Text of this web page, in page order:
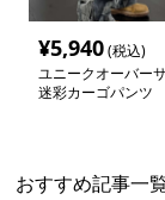
¥5,940(税込)
ユニークオーバー
迷彩カーゴパンツ
おすすめ記事一